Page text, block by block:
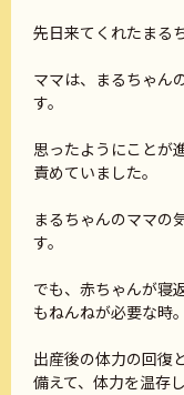
先日来てくれたまる
ママは、まるちゃん
す。
思ったようにことが
責めていました。
まるちゃんのママの
す。
でも、赤ちゃんが寝
もねんねが必要な時。
出産後の体力の回復
備えて、体力を温存